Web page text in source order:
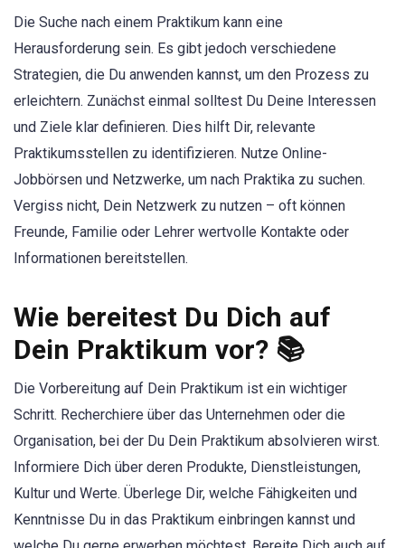
Die Suche nach einem Praktikum kann eine
Herausforderung sein. Es gibt jedoch verschiedene
Strategien, die Du anwenden kannst, um den Prozess zu
erleichtern. Zunächst einmal solltest Du Deine Interessen
und Ziele klar definieren. Dies hilft Dir, relevante
Praktikumsstellen zu identifizieren. Nutze Online-
Jobbörsen und Netzwerke, um nach Praktika zu suchen.
Vergiss nicht, Dein Netzwerk zu nutzen – oft können
Freunde, Familie oder Lehrer wertvolle Kontakte oder
Informationen bereitstellen.
Wie bereitest Du Dich auf
Dein Praktikum vor? 📚
Die Vorbereitung auf Dein Praktikum ist ein wichtiger
Schritt. Recherchiere über das Unternehmen oder die
Organisation, bei der Du Dein Praktikum absolvieren wirst.
Informiere Dich über deren Produkte, Dienstleistungen,
Kultur und Werte. Überlege Dir, welche Fähigkeiten und
Kenntnisse Du in das Praktikum einbringen kannst und